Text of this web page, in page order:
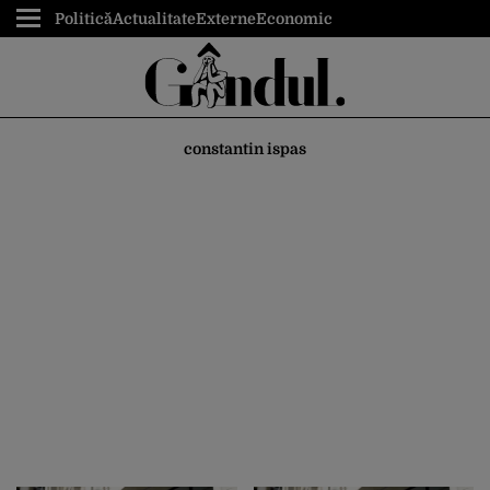
PoliticăActualitateExterneEconomic
constantin ispas